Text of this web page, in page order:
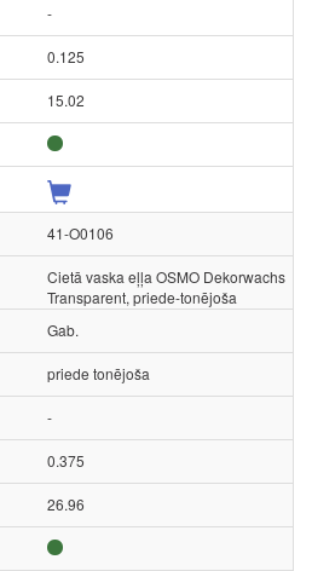
-
0.125
15.02
41-O0106
Cietā vaska eļļa OSMO Dekorwachs
Transparent, priede-tonējoša
Gab.
priede tonējoša
-
0.375
26.96